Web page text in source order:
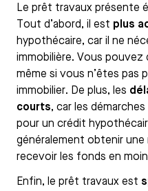
Le prêt travaux présente
Tout d’abord, il est plus
hypothécaire, car il ne
immobilière. Vous
même si vous n’êtes pas
immobilier. De plus, les
courts, car les
pour un crédit
généralement obtenir
recevoir les fonds en
Enfin, le prêt travaux est